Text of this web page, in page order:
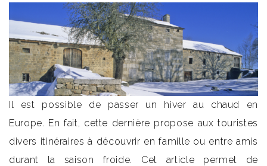
Il est possible de passer un hiver au chaud en
Europe. En fait, cette dernière propose aux touristes
divers itinéraires à découvrir en famille ou entre amis
durant la saison froide. Cet article permet de